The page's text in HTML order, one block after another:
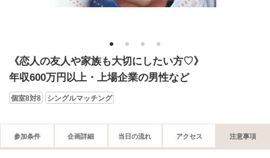
1 2 3 4
《恋人の友人や家族も大切にしたい方♡》
年収600万円以上・上場企業の男性など
個室8対8 シングルマッチング
参加条件 企画詳細 当日の流れ アクセス 注意事項